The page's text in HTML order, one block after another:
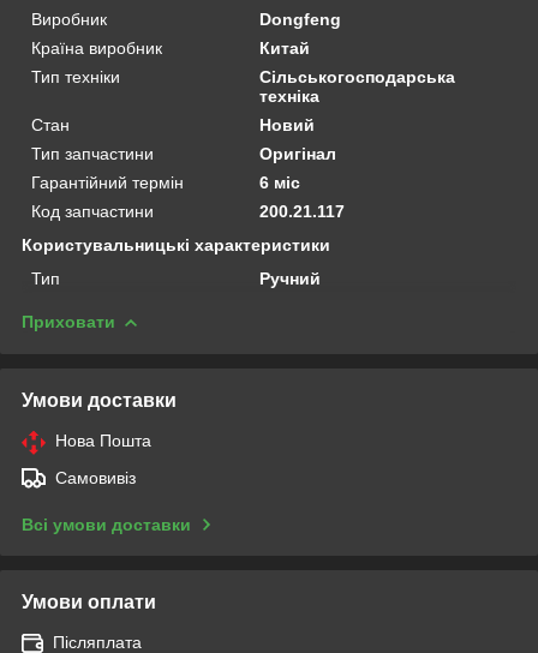
Виробник
Dongfeng
Країна виробник
Китай
Тип техніки
Сільськогосподарська
техніка
Стан
Новий
Тип запчастини
Оригінал
Гарантійний термін
6 міс
Код запчастини
200.21.117
Користувальницькі характеристики
Тип
Ручний
Приховати
Умови доставки
Нова Пошта
Самовивіз
Всі умови доставки
Умови оплати
Післяплата